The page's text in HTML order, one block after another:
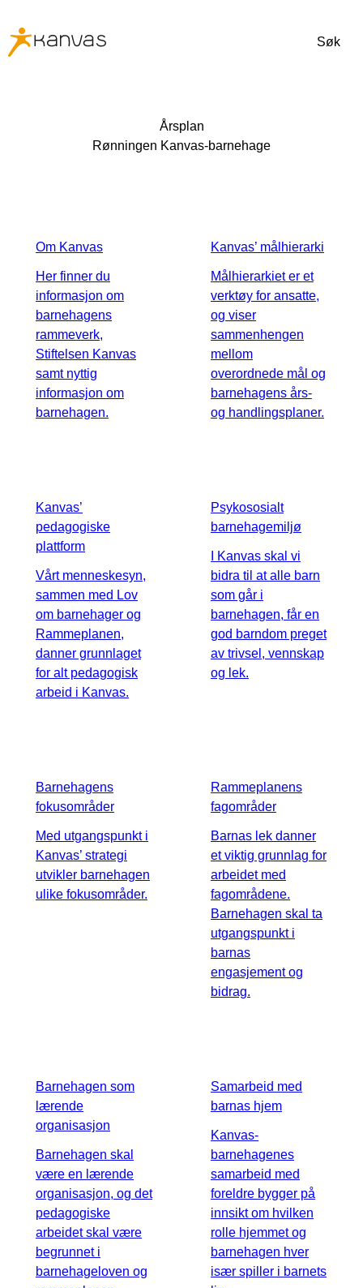
Søk
Årsplan
Rønningen Kanvas-barnehage
Om Kanvas
Her finner du
informasjon om
barnehagens
rammeverk,
Stiftelsen Kanvas
samt nyttig
informasjon om
barnehagen.
Kanvas’ målhierarki
Målhierarkiet er et
verktøy for ansatte,
og viser
sammenhengen
mellom
overordnede mål og
barnehagens års-
og handlingsplaner.
Kanvas’
pedagogiske
plattform
Vårt menneskesyn,
sammen med Lov
om barnehager og
Rammeplanen,
danner grunnlaget
for alt pedagogisk
arbeid i Kanvas.
Psykososialt
barnehagemiljø
I Kanvas skal vi
bidra til at alle barn
som går i
barnehagen, får en
god barndom preget
av trivsel, vennskap
og lek.
Barnehagens
fokusområder
Med utgangspunkt i
Kanvas’ strategi
utvikler barnehagen
ulike fokusområder.
Rammeplanens
fagområder
Barnas lek danner
et viktig grunnlag for
arbeidet med
fagområdene.
Barnehagen skal ta
utgangspunkt i
barnas
engasjement og
bidrag.
Barnehagen som
lærende
organisasjon
Barnehagen skal
være en lærende
organisasjon, og det
pedagogiske
arbeidet skal være
begrunnet i
barnehageloven og
Samarbeid med
barnas hjem
Kanvas-
barnehagenes
samarbeid med
foreldre bygger på
innsikt om hvilken
rolle hjemmet og
barnehagen hver
især spiller i barnets